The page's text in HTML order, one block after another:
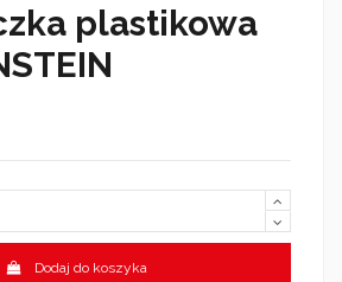
plastikowa
Dodaj do koszyka